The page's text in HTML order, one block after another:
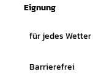
Eignung
für jedes Wetter
Barrierefrei